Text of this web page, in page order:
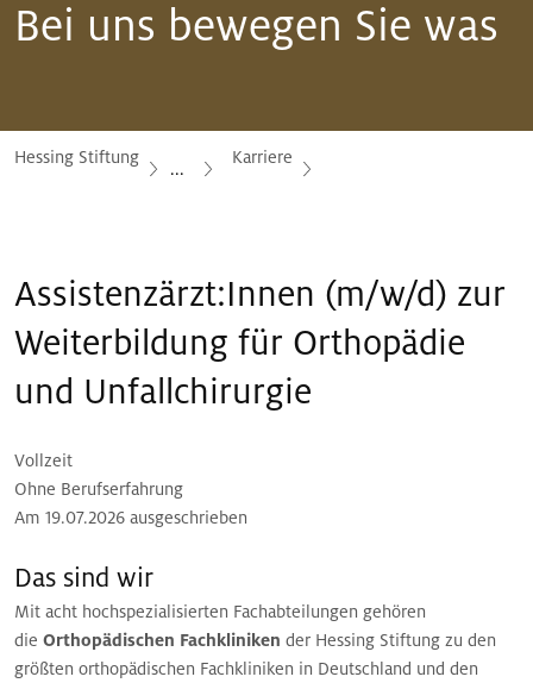
Bei uns bewegen Sie was
Hessing Stiftung
...
Karriere
Assistenzärzt:Innen (m/w/d) zur
Weiterbildung für Orthopädie
und Unfallchirurgie
Vollzeit
Ohne Berufserfahrung
Am 19.07.2026 ausgeschrieben
Das sind wir
Mit acht hochspezialisierten Fachabteilungen gehören
die Orthopädischen Fachkliniken der Hessing Stiftung zu den
größten orthopädischen Fachkliniken in Deutschland und den